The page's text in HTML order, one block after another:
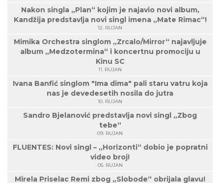
Nakon singla „Plan“ kojim je najavio novi album,
Kandžija predstavlja novi singl imena „Mate Rimac“!
12. RUJAN
Mimika Orchestra singlom „Zrcalo/Mirror“ najavljuje
album „Medzotermina“ i koncertnu promociju u
Kinu SC
11. RUJAN
Ivana Banfić singlom "Ima dima" pali staru vatru koja
nas je devedesetih nosila do jutra
10. RUJAN
Sandro Bjelanović predstavlja novi singl „Zbog
tebe“
09. RUJAN
FLUENTES: Novi singl – „Horizonti“ dobio je popratni
video broj!
05. RUJAN
Mirela Priselac Remi zbog „Slobode“ obrijala glavu!